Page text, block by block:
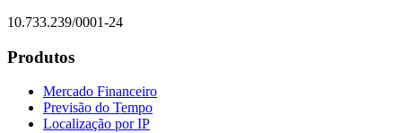
10.733.239/0001-24
Produtos
Mercado Financeiro
Previsão do Tempo
Localização por IP